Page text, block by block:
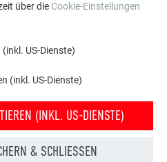
über die Cookie-Einstellungen
US-Dienste)
(inkl. US-Dienste)
(INKL. US-DIENSTE)
& SCHLIESSEN